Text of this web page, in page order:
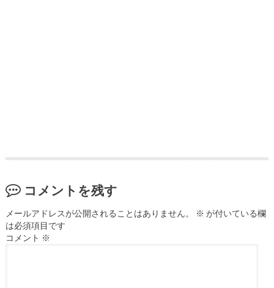
コメントを残す
メールアドレスが公開されることはありません。 ※ が付いている欄
は必須項目です
コメント ※